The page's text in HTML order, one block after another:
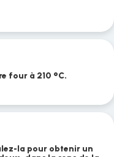
four à 210 °C.
la pour obtenir un